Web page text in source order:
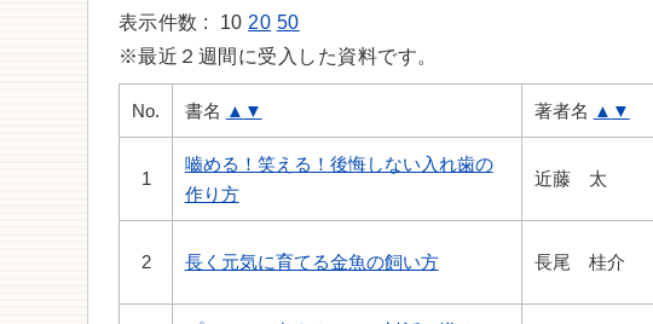
表示件数 : 10 20 50
※最近２週間に受入した資料です。
No. 書名 ▲ ▼ 著者名 ▲ ▼
1
嚙める！笑える！後悔しない入れ歯の
作り方
近藤 太
2 長く元気に育てる金魚の飼い方 長尾 桂介